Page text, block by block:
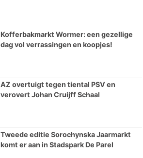
Kofferbakmarkt Wormer: een gezellige
dag vol verrassingen en koopjes!
AZ overtuigt tegen tiental PSV en
verovert Johan Cruijff Schaal
Tweede editie Sorochynska Jaarmarkt
komt er aan in Stadspark De Parel